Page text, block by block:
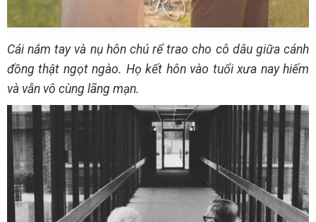
Cái nắm tay và nụ hôn chú rể trao cho cô dâu giữa cánh
đồng thật ngọt ngào. Họ kết hôn vào tuổi xưa nay hiếm
và vẫn vô cùng lãng mạn.